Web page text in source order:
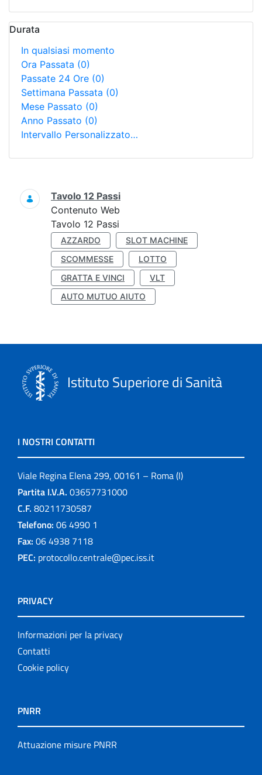
Durata
In qualsiasi momento
Ora Passata (0)
Passate 24 Ore (0)
Settimana Passata (0)
Mese Passato (0)
Anno Passato (0)
Intervallo Personalizzato…
Ricerca
Tavolo 12 Passi
Contenuto Web
Tavolo 12 Passi
AZZARDO
SLOT MACHINE
SCOMMESSE
LOTTO
GRATTA E VINCI
VLT
AUTO MUTUO AIUTO
Istituto Superiore di Sanità
I NOSTRI CONTATTI
Viale Regina Elena 299, 00161 – Roma (I)
Partita I.V.A. 03657731000
C.F. 80211730587
Telefono: 06 4990 1
Fax: 06 4938 7118
PEC: protocollo.centrale@pec.iss.it
PRIVACY
Informazioni per la privacy
Contatti
Cookie policy
PNRR
Attuazione misure PNRR